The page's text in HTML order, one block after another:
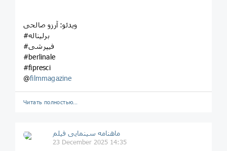
ویدئو: آرزو صالحی
#برلیناله
#فیپرشی
#berlinale
#fipresci
@filmmagazine
Читать полностью…
ماهنامه سینمایی فیلم
23 December 2025 14:35